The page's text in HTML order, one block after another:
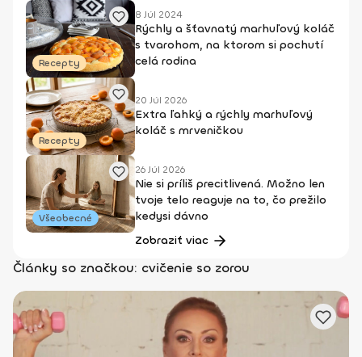
Recepty
8 Júl 2024
Rýchly a šťavnatý marhuľový koláč
s tvarohom, na ktorom si pochutí
celá rodina
Recepty
20 Júl 2026
Extra ľahký a rýchly marhuľový
koláč s mrveničkou
Všeobecné
26 Júl 2026
Nie si príliš precitlivená. Možno len
tvoje telo reaguje na to, čo prežilo
kedysi dávno
Zobraziť viac
Články so značkou: cvičenie so zorou